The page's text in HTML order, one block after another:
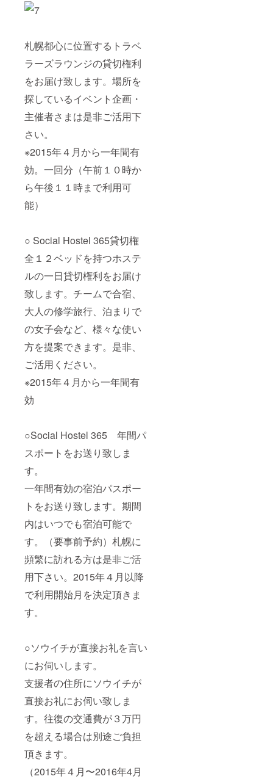
札幌都心に位置するトラベ
ラーズラウンジの貸切権利
をお届け致します。場所を
探しているイベント企画・
主催者さまは是非ご活用下
さい。
※2015年４月から一年間有
効。一回分（午前１０時か
ら午後１１時まで利用可
能）
○ Social Hostel 365貸切権
全１２ベッドを持つホステ
ルの一日貸切権利をお届け
致します。チームで合宿、
大人の修学旅行、泊まりで
の女子会など、様々な使い
方を提案できます。是非、
ご活用ください。
※2015年４月から一年間有
効
○Social Hostel 365 年間パ
スポートをお送り致しま
す。
一年間有効の宿泊パスポー
トをお送り致します。期間
内はいつでも宿泊可能で
す。（要事前予約）札幌に
頻繁に訪れる方は是非ご活
用下さい。2015年４月以降
で利用開始月を決定頂きま
す。
○ソウイチが直接お礼を言い
にお伺いします。
支援者の住所にソウイチが
直接お礼にお伺い致しま
す。往復の交通費が３万円
を超える場合は別途ご負担
頂きます。
（2015年４月〜2016年4月